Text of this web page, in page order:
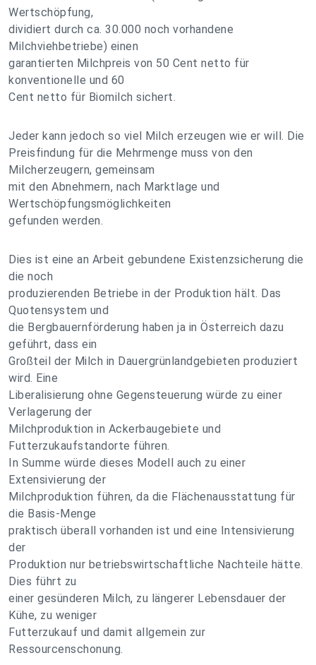
Wertschöpfung,
dividiert durch ca. 30.000 noch vorhandene
Milchviehbetriebe) einen
garantierten Milchpreis von 50 Cent netto für
konventionelle und 60
Cent netto für Biomilch sichert.
Jeder kann jedoch so viel Milch erzeugen wie er will. Die
Preisfindung für die Mehrmenge muss von den
Milcherzeugern, gemeinsam
mit den Abnehmern, nach Marktlage und
Wertschöpfungsmöglichkeiten
gefunden werden.
Dies ist eine an Arbeit gebundene Existenzsicherung die
die noch
produzierenden Betriebe in der Produktion hält. Das
Quotensystem und
die Bergbauernförderung haben ja in Österreich dazu
geführt, dass ein
Großteil der Milch in Dauergrünlandgebieten produziert
wird. Eine
Liberalisierung ohne Gegensteuerung würde zu einer
Verlagerung der
Milchproduktion in Ackerbaugebiete und
Futterzukaufstandorte führen.
In Summe würde dieses Modell auch zu einer
Extensivierung der
Milchproduktion führen, da die Flächenausstattung für
die Basis-Menge
praktisch überall vorhanden ist und eine Intensivierung
der
Produktion nur betriebswirtschaftliche Nachteile hätte.
Dies führt zu
einer gesünderen Milch, zu längerer Lebensdauer der
Kühe, zu weniger
Futterzukauf und damit allgemein zur
Ressourcenschonung.